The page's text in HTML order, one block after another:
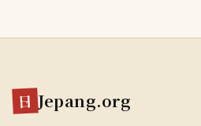
日 Jepang.org